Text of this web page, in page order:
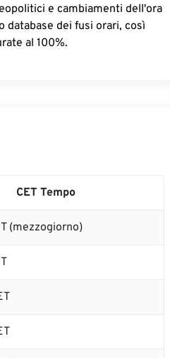
e cambiamenti dell'ora
database dei fusi orari, così
al 100%.
CET Tempo
(mezzogiorno)